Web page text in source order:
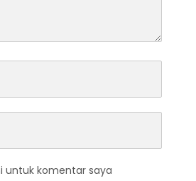
untuk komentar saya